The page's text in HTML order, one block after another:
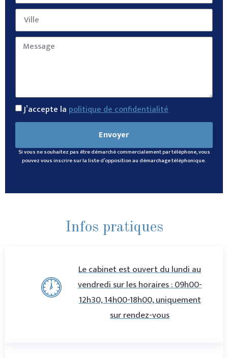
J’accepte la politique de confidentialité
Envoyer
Si vous ne souhaitez pas être démarché commercialement par téléphone, vous
pouvez vous inscrire sur la liste d’opposition au démarchage téléphonique.
Infos pratiques
Le cabinet est ouvert du lundi au
vendredi sur les horaires : 09h00-
12h30, 14h00-18h00, uniquement
sur rendez-vous